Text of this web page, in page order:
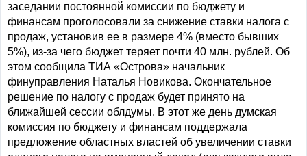
заседании постоянной комиссии по бюджету и
финансам проголосовали за снижение ставки налога с
продаж, установив ее в размере 4% (вместо бывших
5%), из-за чего бюджет теряет почти 40 млн. рублей. Об
этом сообщила ТИА «Острова» начальник
финуправления Наталья Новикова. Окончательное
решение по налогу с продаж будет принято на
ближайшей сессии облдумы. В этот же день думская
комиссия по бюджету и финансам поддержала
предложение областных властей об увеличении ставки